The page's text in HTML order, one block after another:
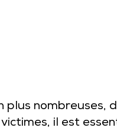
plus
il est